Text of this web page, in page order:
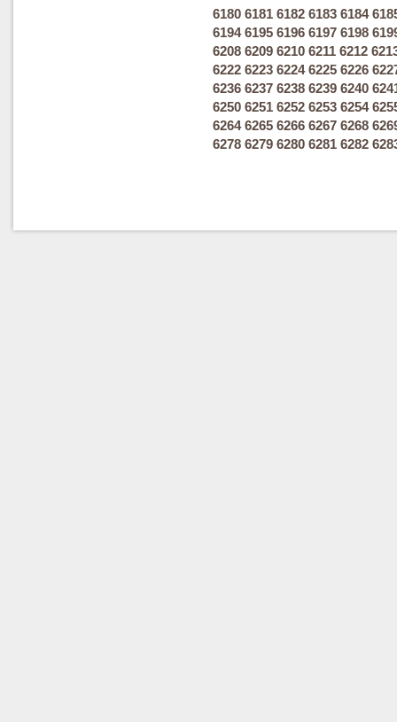
6180 6181 6182 6183 6184
6194 6195 6196 6197 6198
6208 6209 6210 6211 6212
6222 6223 6224 6225 6226
6236 6237 6238 6239 6240
6250 6251 6252 6253 6254
6264 6265 6266 6267 6268
6278 6279 6280 6281 6282